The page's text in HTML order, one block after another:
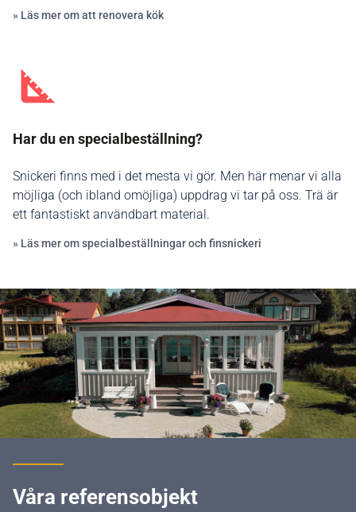
» Läs mer om att renovera kök
Har du en specialbeställning?
Snickeri finns med i det mesta vi gör. Men här menar vi alla
möjliga (och ibland omöjliga) uppdrag vi tar på oss. Trä är
ett fantastiskt användbart material.
» Läs mer om specialbeställningar och finsnickeri
Våra referensobjekt